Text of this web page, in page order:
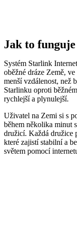
Jak to funguje
Systém Starlink
oběžné dráze Země,
menší vzdálenost, než
Starlinku oproti
rychlejší a plynulejší.
Uživatel na Zemi si s
během několika minut
družicí. Každá družice
které zajistí stabilní a
světem pomocí